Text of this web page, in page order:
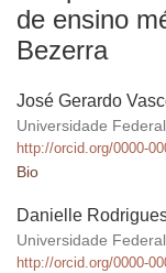
de ensino
Bezerra
José Gerardo
Universidade
http://orcid.org/0000-
Bio
Danielle
Universidade
http://orcid.org/0000-